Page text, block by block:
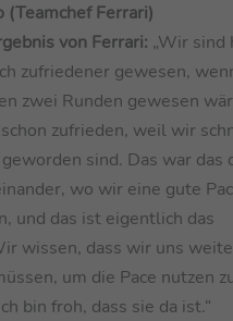
Ferrari)
von Ferrari: „Wir sind
zufriedener gewesen,
zwei Runden gewesen
zufrieden, weil wir
sind. Das war das
wo wir eine gute
und das ist eigentlich das
wissen, dass wir uns
um die Pace nutzen
bin froh, dass sie da ist.“